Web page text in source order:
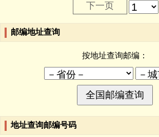
下一页
邮编地址查询
按地址查询邮编：
地址查询邮编号码